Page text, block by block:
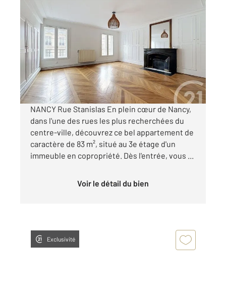
83 m 2 , 3 pièces
Ref : 121972
Appartement F3 à louer
950 €
par mois charges comprises
NANCY Rue Stanislas En plein cœur de Nancy,
dans l'une des rues les plus recherchées du
centre-ville, découvrez ce bel appartement de
caractère de 83 m², situé au 3e étage d'un
immeuble en copropriété. Dès l'entrée, vous ...
Voir le détail du bien
Exclusivité